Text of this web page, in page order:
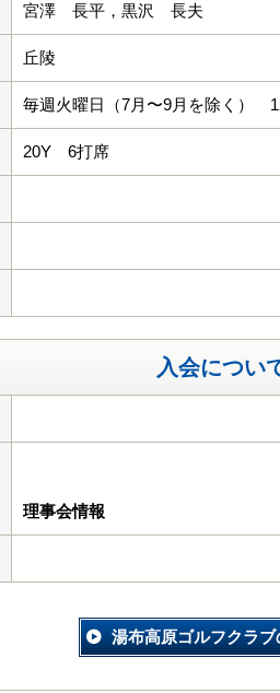
宮澤 長平，黒沢 長夫
丘陵
毎週火曜日（7月〜9月を除く）
20Y 6打席
入会につい
理事会情報
湯布高原ゴルフクラ